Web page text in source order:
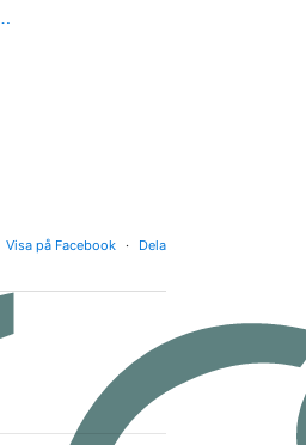
Visa på Facebook · Dela